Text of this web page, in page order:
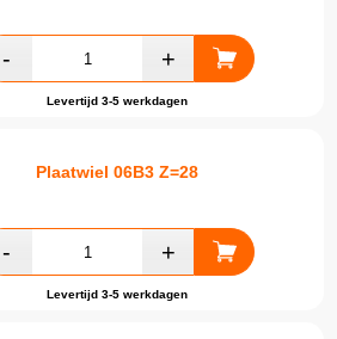
Levertijd 3-5 werkdagen
Plaatwiel 06B3 Z=28
Levertijd 3-5 werkdagen